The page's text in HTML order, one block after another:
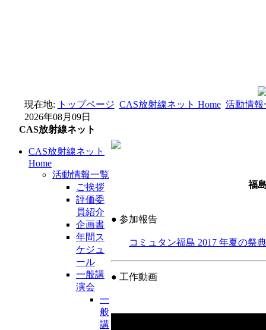
現在地: トップページ CAS放射線ネット Home 活動情報
2026年08月09日
CAS放射線ネット
CAS放射線ネット
Home
活動情報一覧
ご挨拶
評価委
員紹介
企画書
年間ス
ケジュ
ール
一般講
演会
一
般
講
福
● 参加報告
コミュタン福島 2017 年夏の祭
● 工作動画